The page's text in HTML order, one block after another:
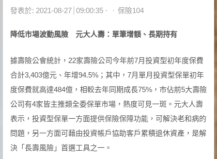
發表於: 2021-08-27 09:00:35 Author
保險104
降低市場波動風險 元大人壽：單筆增額、長期持有
據壽險公會統計，22家壽險公司今年前7月投資型初年度保費
合計3,403億元、年增94.5%；其中，7月單月投資型保單初年
度保費就高達484億，相較去年同期成長75%，市佔前5大壽險
公司有4家皆主推類全委保單市場，熱度可見一斑。元大人壽
表示，投資型保單一方面提供保險保障功能，可解決老和病的
問題，另一方面可藉由投資帳戶協助客戶累積退休資產，是解
決「長壽風險」首選工具之一。